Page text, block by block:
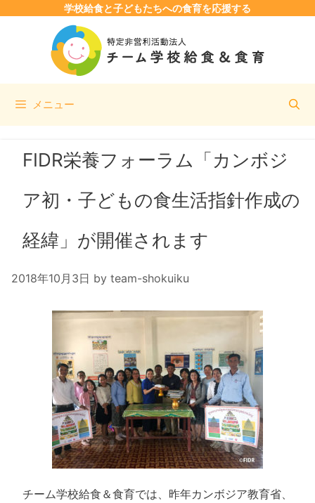
学校給食と子どもたちへの食育を応援する
ス
メニュー
FIDR栄養フォーラム「カンボジ
ア初・子どもの食生活指針作成の
経緯」が開催されます
2018年10月3日 by team-shokuiku
チーム学校給食＆食育では、昨年カンボジア教育省、